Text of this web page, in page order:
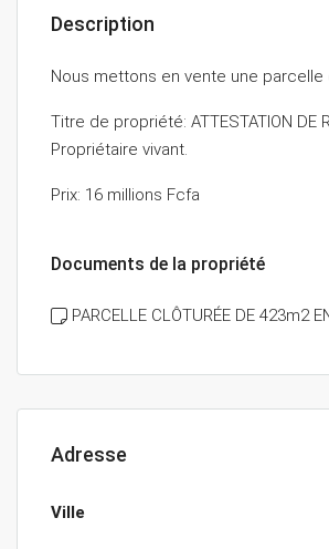
Description
Nous mettons en vente une
Titre de propriété: ATTESTATION DE
Propriétaire vivant.
Prix: 16 millions Fcfa
Documents de la propriété
PARCELLE CLÔTURÉE DE 423m2
Adresse
Ville